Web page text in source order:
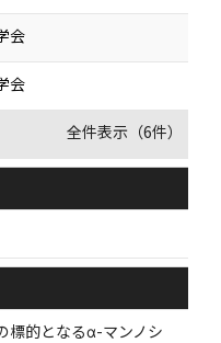
会
会
全件表示（6件）
標的となるα-マンノシ